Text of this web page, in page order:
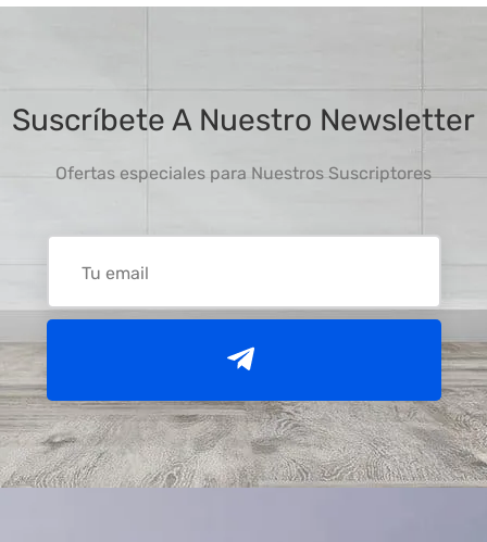
Suscríbete A Nuestro Newsletter
Ofertas especiales para Nuestros Suscriptores